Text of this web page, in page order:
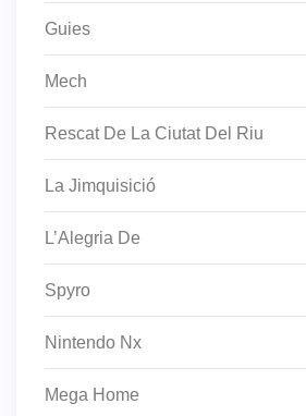
Guies
Mech
Rescat De La Ciutat Del Riu
La Jimquisició
L’Alegria De
Spyro
Nintendo Nx
Mega Home